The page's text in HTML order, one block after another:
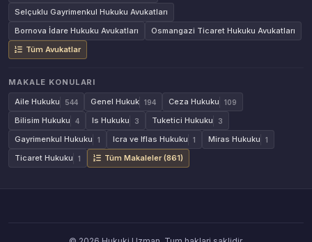
Selçuklu Gayrimenkul Hukuku Avukatları
Bornova İdare Hukuku Avukatları
Osmangazi Ticaret Hukuku Avukatları
Tüm Avukatlar
MAKALE KONULARI
Aile Hukuku
544 Genel Hukuk 194 Ceza Hukuku 109
Bilisim Hukuku 4 Is Hukuku 3 Tuketici Hukuku 3
Gayrimenkul Hukuku 1 Icra ve Iflas Hukuku 1 Miras Hukuku 1
Ticaret Hukuku 1 Tüm Makaleler (861)